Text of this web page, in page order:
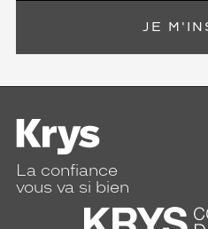
JE
La confiance
vous va si bien